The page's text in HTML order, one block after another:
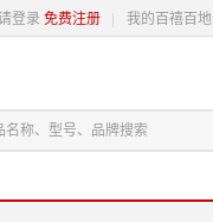
登录 免费注册 我的百禧百地